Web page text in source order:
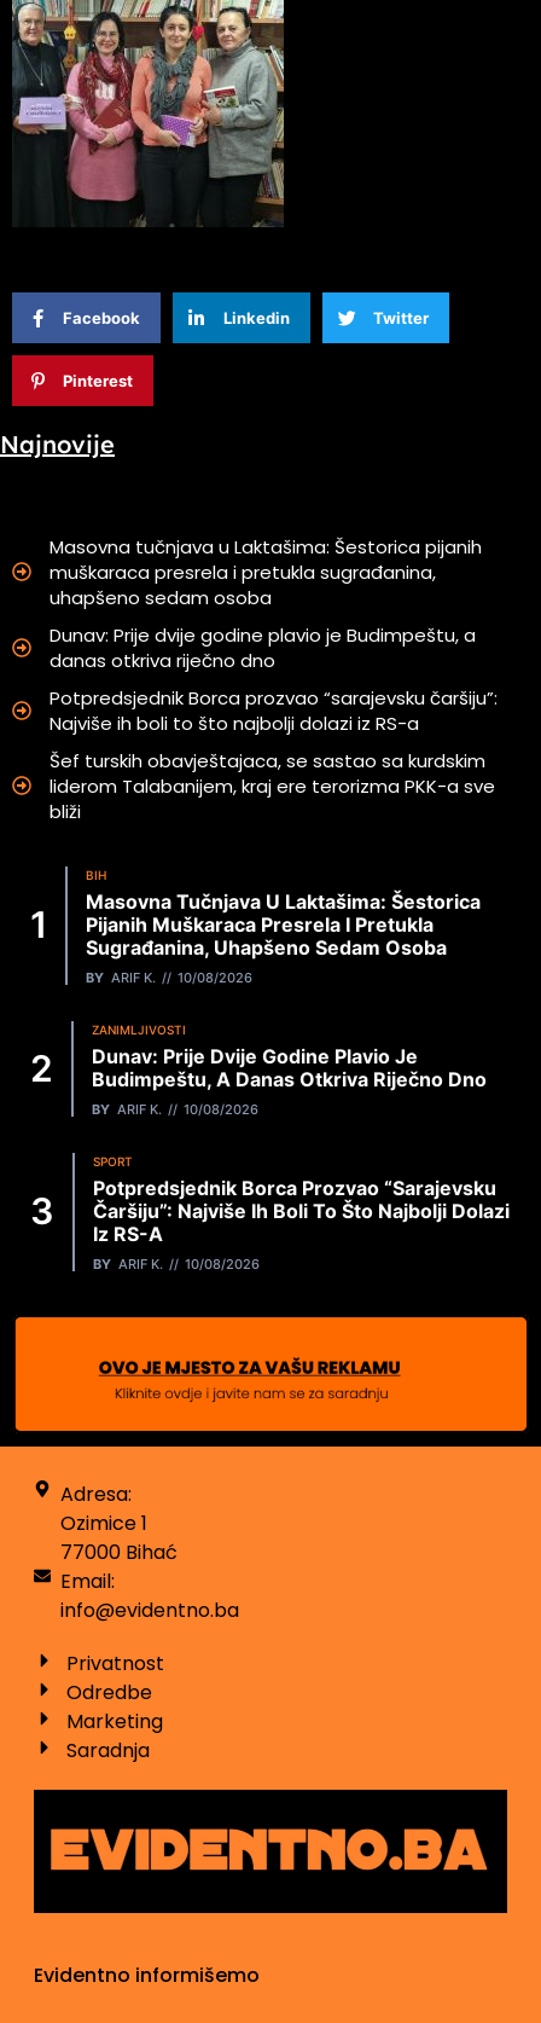
Facebook Linkedin Twitter
Pinterest
Najnovije
Masovna tučnjava u Laktašima: Šestorica pijanih
muškaraca presrela i pretukla sugrađanina,
uhapšeno sedam osoba
Dunav: Prije dvije godine plavio je Budimpeštu, a
danas otkriva riječno dno
Potpredsjednik Borca prozvao “sarajevsku čaršiju”:
Najviše ih boli to što najbolji dolazi iz RS-a
Šef turskih obavještajaca, se sastao sa kurdskim
liderom Talabanijem, kraj ere terorizma PKK-a sve
bliži
BIH
Masovna Tučnjava U Laktašima: Šestorica
Pijanih Muškaraca Presrela I Pretukla
Sugrađanina, Uhapšeno Sedam Osoba
BY ARIF K. 10/08/2026
ZANIMLJIVOSTI
Dunav: Prije Dvije Godine Plavio Je
Budimpeštu, A Danas Otkriva Riječno Dno
BY ARIF K. 10/08/2026
SPORT
Potpredsjednik Borca Prozvao “sarajevsku
Čaršiju”: Najviše Ih Boli To Što Najbolji Dolazi
Iz RS-A
BY ARIF K. 10/08/2026
Adresa:
Ozimice 1
77000 Bihać
Email:
info@evidentno.ba
Privatnost
Odredbe
Marketing
Saradnja
Evidentno informišemo